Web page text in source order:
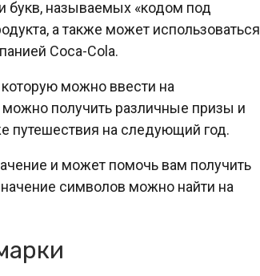
букв, называемых «кодом под
а также может использоваться
Coca-Cola.
можно ввести на
можно получить различные призы и
путешествия на следующий год.
и может помочь вам получить
символов можно найти на